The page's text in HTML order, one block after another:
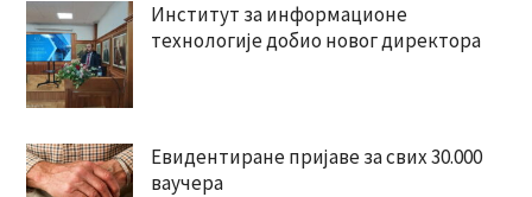
Институт за информационе
технологије добио новог директора
Евидентиране пријаве за свих 30.000
ваучера